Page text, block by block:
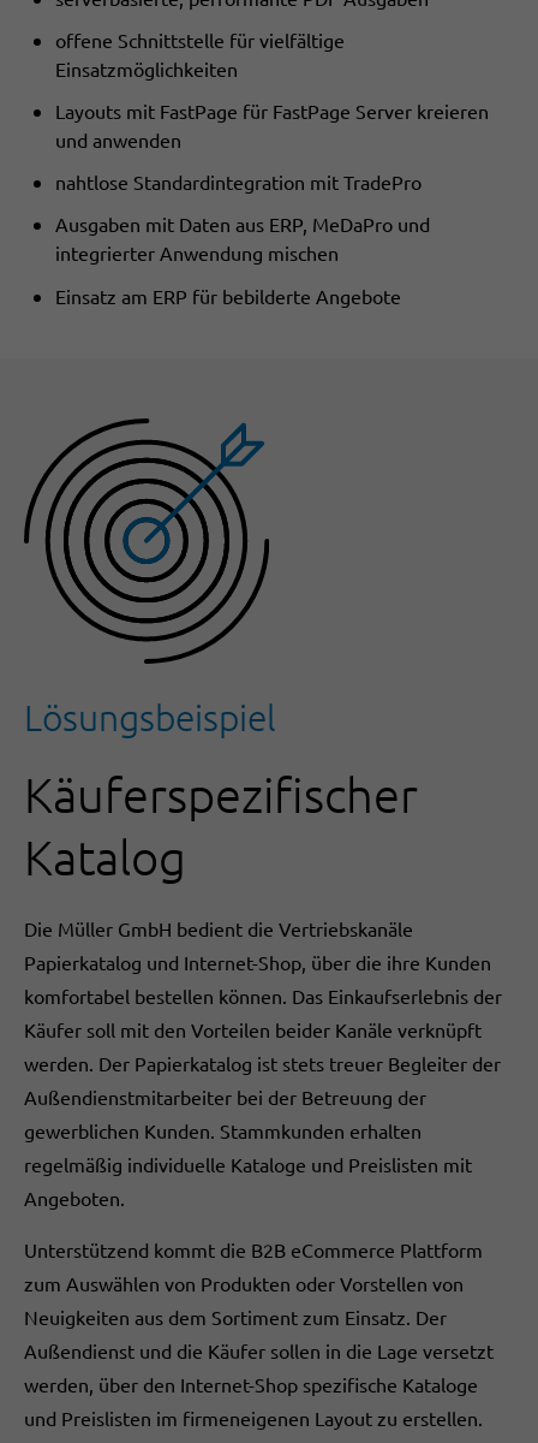
offene Schnittstelle für vielfältige
Einsatzmöglichkeiten
Layouts mit FastPage für FastPage Server kreieren
und anwenden
nahtlose Standardintegration mit TradePro
Ausgaben mit Daten aus ERP, MeDaPro und
integrierter Anwendung mischen
Einsatz am ERP für bebilderte Angebote
Lösungsbeispiel
Käuferspezifischer
Katalog
Die Müller GmbH bedient die Vertriebskanäle
Papierkatalog und Internet-Shop, über die ihre Kunden
komfortabel bestellen können. Das Einkaufserlebnis der
Käufer soll mit den Vorteilen beider Kanäle verknüpft
werden. Der Papierkatalog ist stets treuer Begleiter der
Außendienstmitarbeiter bei der Betreuung der
gewerblichen Kunden. Stammkunden erhalten
regelmäßig individuelle Kataloge und Preislisten mit
Angeboten.
Unterstützend kommt die B2B eCommerce Plattform
zum Auswählen von Produkten oder Vorstellen von
Neuigkeiten aus dem Sortiment zum Einsatz. Der
Außendienst und die Käufer sollen in die Lage versetzt
werden, über den Internet-Shop spezifische Kataloge
und Preislisten im firmeneigenen Layout zu erstellen.